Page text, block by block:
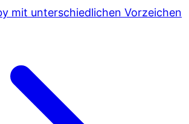
mit unterschiedlichen Vorzeichen